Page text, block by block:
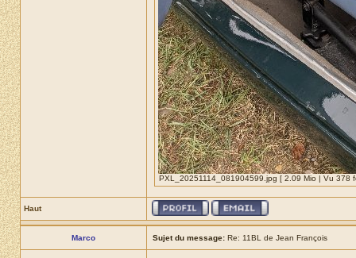
PXL_20251114_081904599.jpg [ 2.09 Mio | Vu 378
Haut
Marco Sujet du message: Re: 11BL de Jean François